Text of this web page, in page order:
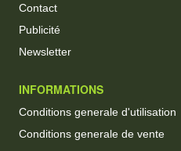
Contact
Publicité
Newsletter
INFORMATIONS
Conditions generale d'utilisation
Conditions generale de vente